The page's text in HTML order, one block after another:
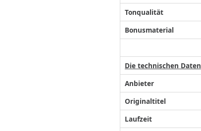
Tonqualität
Bonusmaterial
Die technischen Daten
Anbieter
Originaltitel
Laufzeit